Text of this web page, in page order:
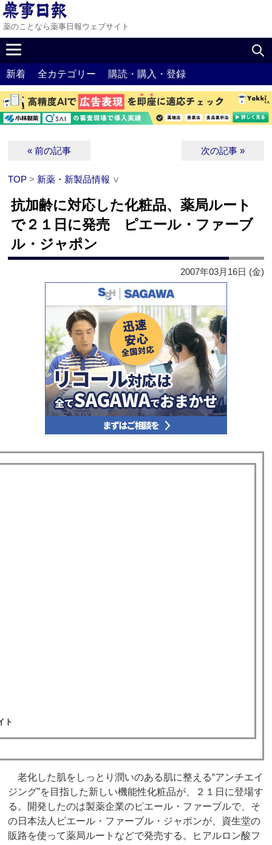
薬のことなら薬事日報ウェブサイト
新着 全カテゴリー 購読・購入・登録
« 前の記事 次の記事 »
TOP > 新薬・新製品情報 ∨
抗加齢に対応した化粧品、薬局ルート
で２１日に発売 ピエール・ファーブ
ル・ジャポン
2007年03月16日 (金)
ト
老化した肌をしっとり潤いのある肌に整える“アンチエイ
ジング”を目指した新しい機能性化粧品が、２１日に登場す
る。開発したのは製薬企業のピエール・ファーブルで、そ
の日本法人ピエール・ファーブル・ジャポンが、資生堂の
販路を使って薬局ルートなどで発売する。ヒアルロン酸フ